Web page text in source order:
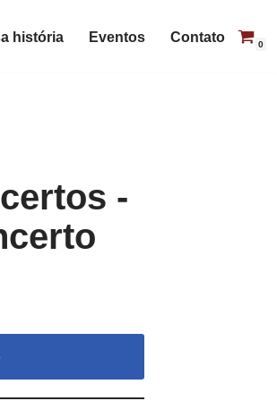
história Eventos Contato 0
-